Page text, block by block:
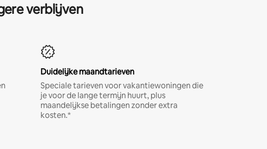
verblijven
Duidelijke maandtarieven
Speciale tarieven voor vakantiewoningen die
je voor de lange termijn huurt, plus
maandelijkse betalingen zonder extra
kosten.*